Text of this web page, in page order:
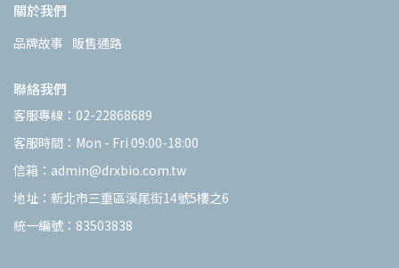
關於我們
品牌故事 販售通路
聯絡我們
客服專線：02-22868689
客服時間：Mon - Fri 09:00-18:00
信箱：admin@drxbio.com.tw
地址：新北市三重區溪尾街14號5樓之6
統一編號：83503838